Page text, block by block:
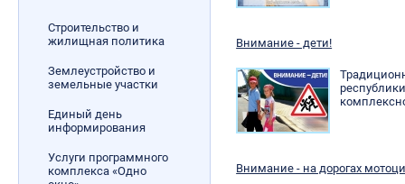
Строительство и
жилищная политика
Землеустройство и
земельные участки
Единый день
информирования
Услуги программного
комплекса «Одно
Внимание - дети!
Внимание - на дорогах